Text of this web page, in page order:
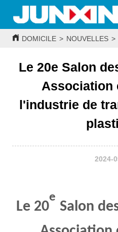
DOMICILE > NOUVELLES >
Le 20e Salon
Association
l'industrie de
2024-